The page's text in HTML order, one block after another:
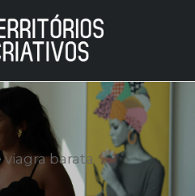
barata